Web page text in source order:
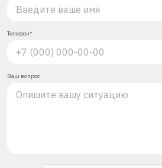
Телефон*
Ваш вопрос